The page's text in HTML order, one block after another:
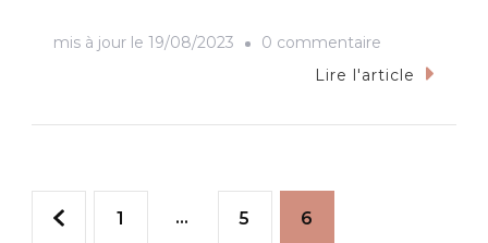
mis à jour le 19/08/2023 0 commentaire
Le
Lire l'article
Pagination
Page
1 … Page
5 Page
6